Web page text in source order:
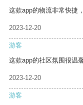
这款app的物流非常快捷
2023-12-20
游客
这款app的社区氛围很温
2023-12-20
游客